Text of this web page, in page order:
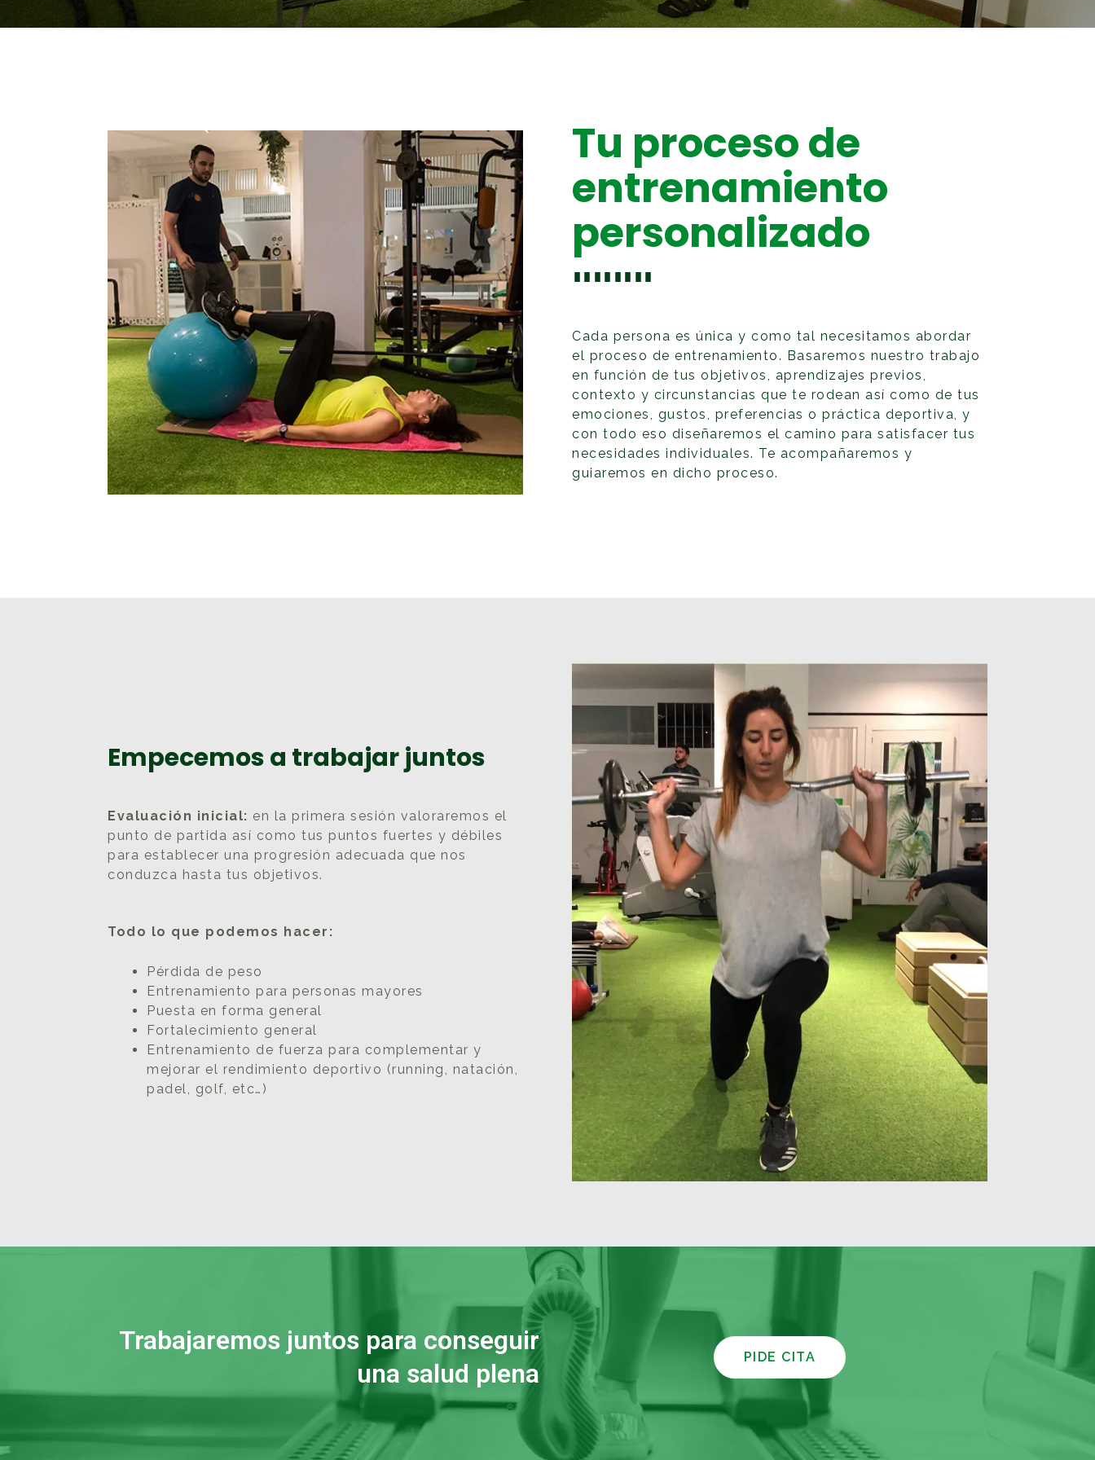
Tu proceso de
entrenamiento
personalizado
Cada persona es única y como tal necesitamos abordar
el proceso de entrenamiento. Basaremos nuestro trabajo
en función de tus objetivos, aprendizajes previos,
contexto y circunstancias que te rodean así como de tus
emociones, gustos, preferencias o práctica deportiva, y
con todo eso diseñaremos el camino para satisfacer tus
necesidades individuales. Te acompañaremos y
guiaremos en dicho proceso.
Empecemos a trabajar juntos
Evaluación inicial: en la primera sesión valoraremos el
punto de partida así como tus puntos fuertes y débiles
para establecer una progresión adecuada que nos
conduzca hasta tus objetivos.
Todo lo que podemos hacer:
Pérdida de peso
Entrenamiento para personas mayores
Puesta en forma general
Fortalecimiento general
Entrenamiento de fuerza para complementar y
mejorar el rendimiento deportivo (running, natación,
padel, golf, etc…)
Trabajaremos juntos para conseguir
una salud plena
PIDE CITA